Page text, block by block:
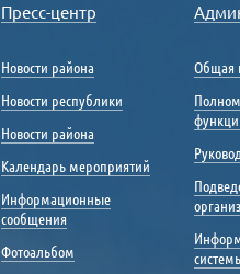
Пресс-центр
Новости района
Новости республики
Новости района
Календарь мероприятий
Информационные
сообщения
Фотоальбом
Общая